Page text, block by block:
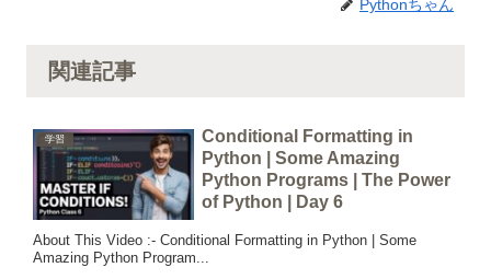
Pythonちゃん
関連記事
学習
Conditional Formatting in
Python | Some Amazing
Python Programs | The Power
of Python | Day 6
About This Video :- Conditional Formatting in Python | Some
Amazing Python Program...